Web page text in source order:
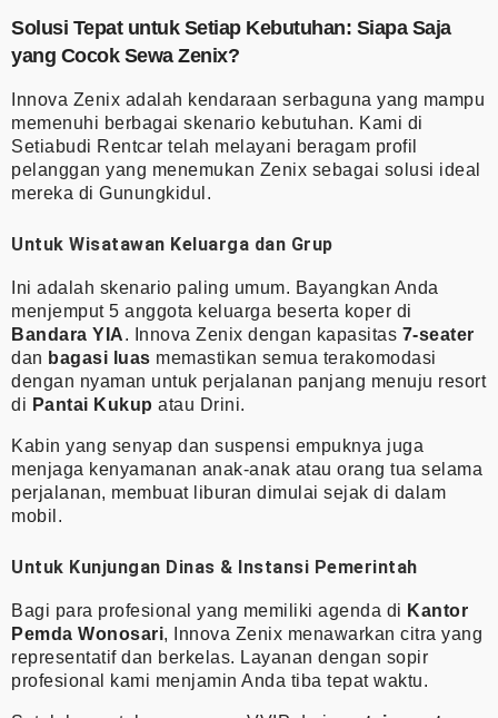
Solusi Tepat untuk Setiap Kebutuhan: Siapa Saja
yang Cocok Sewa Zenix?
Innova Zenix adalah kendaraan serbaguna yang mampu
memenuhi berbagai skenario kebutuhan. Kami di
Setiabudi Rentcar telah melayani beragam profil
pelanggan yang menemukan Zenix sebagai solusi ideal
mereka di Gunungkidul.
Untuk Wisatawan Keluarga dan Grup
Ini adalah skenario paling umum. Bayangkan Anda
menjemput 5 anggota keluarga beserta koper di
Bandara YIA. Innova Zenix dengan kapasitas 7-seater
dan bagasi luas memastikan semua terakomodasi
dengan nyaman untuk perjalanan panjang menuju resort
di Pantai Kukup atau Drini.
Kabin yang senyap dan suspensi empuknya juga
menjaga kenyamanan anak-anak atau orang tua selama
perjalanan, membuat liburan dimulai sejak di dalam
mobil.
Untuk Kunjungan Dinas & Instansi Pemerintah
Bagi para profesional yang memiliki agenda di Kantor
Pemda Wonosari, Innova Zenix menawarkan citra yang
representatif dan berkelas. Layanan dengan sopir
profesional kami menjamin Anda tiba tepat waktu.